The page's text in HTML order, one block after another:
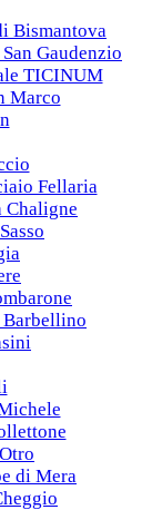
Bismantova
Gaudenzio
TICINUM
Marco
Fellaria
Chaligne
di Mera